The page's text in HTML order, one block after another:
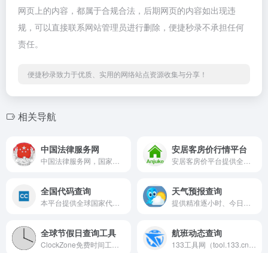
网页上的内容，都属于合规合法，后期网页的内容如出现违
规，可以直接联系网站管理员进行删除，便捷秒录不承担任何
责任。
便捷秒录致力于优质、实用的网络站点资源收集与分享！
相关导航
中国法律服务网 安居客房价行情平台
全国代码查询 天气预报查询
全球节假日查询工具 航班动态查询